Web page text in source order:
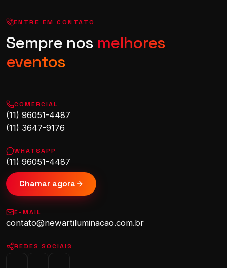
ENTRE EM CONTATO
Sempre nos melhores
eventos
COMERCIAL
(11) 96051-4487
(11) 3647-9176
WHATSAPP
(11) 96051-4487
Chamar agora
E-MAIL
contato@newartiluminacao.com.br
REDES SOCIAIS